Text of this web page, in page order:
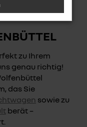
zu Ihrem
genau richtig!
das Sie
sowie zu
berät –